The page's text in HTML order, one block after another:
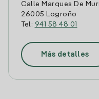
Calle Marques De
26005 Logroño
Tel: 941 58 48 01
Más detalles